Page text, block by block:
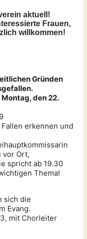
aktuell!
Frauen,
willkommen!
Gründen
den 22.
erkennen und
vor Ort,
spricht ab 19.30
Thema!
sich die
Evang.
mit Chorleiter